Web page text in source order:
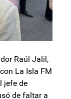
Raúl Jalil,
La Isla FM
jefe de
de faltar a